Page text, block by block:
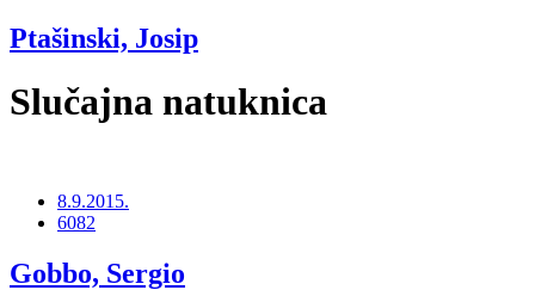
Ptašinski, Josip
Slučajna natuknica
8.9.2015.
6082
Gobbo, Sergio